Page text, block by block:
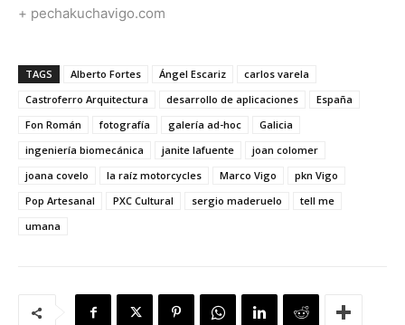
+ pechakuchavigo.com
TAGS Alberto Fortes Ángel Escariz
carlos varela
Castroferro Arquitectura
desarrollo de aplicaciones
España
Fon Román
fotografía galería ad-hoc
Galicia
ingeniería biomecánica
janite lafuente
joan colomer
joana covelo
la raíz motorcycles Marco Vigo
pkn Vigo
Pop Artesanal
PXC Cultural sergio maderuelo
tell me
umana